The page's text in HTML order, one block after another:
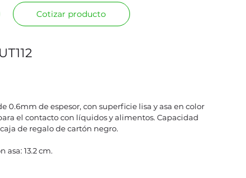
0.6mm de espesor, con superficie lisa y asa en color
el contacto con líquidos y alimentos. Capacidad
de regalo de cartón negro.
asa: 13.2 cm.
Cotizar producto